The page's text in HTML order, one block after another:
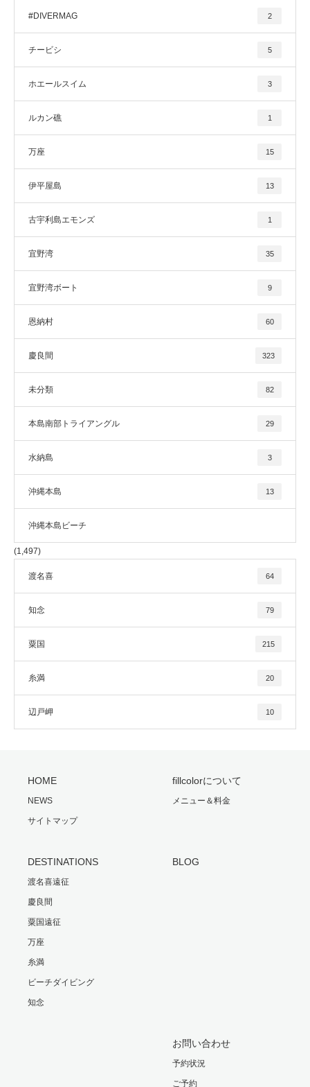
#DIVERMAG 2
チービシ 5
ホエールスイム 3
ルカン礁 1
万座 15
伊平屋島 13
古宇利島エモンズ 1
宜野湾 35
宜野湾ボート 9
恩納村 60
慶良間 323
未分類 82
本島南部トライアングル 29
水納島 3
沖縄本島 13
沖縄本島ビーチ
(1,497)
渡名喜 64
知念 79
粟国 215
糸満 20
辺戸岬 10
HOME
NEWS
サイトマップ
fillcolorについて
メニュー＆料金
DESTINATIONS
渡名喜遠征
慶良間
粟国遠征
万座
糸満
ビーチダイビング
知念
BLOG
お問い合わせ
予約状況
ご予約